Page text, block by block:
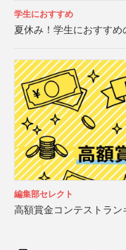
学生におすすめ
夏休み！学生におすすめ
編集部セレクト
高額賞金コンテストラン